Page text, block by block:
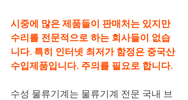
시중에 많은 제품들이 판매처는 있지만
수리를 전문적으로 하는 회사들이 없습
니다. 특히 인터넷 최저가 함정은 중국산
수입제품입니다. 주의를 필요로 합니다.
수성 물류기계는 물류기계 전문 국내 브